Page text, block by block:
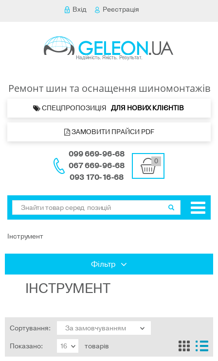
Вхід Реєстрація
Ремонт шин та оснащення шиномонтажів
СПЕЦПРОПОЗИЦІЯ ДЛЯ НОВИХ КЛІЄНТІВ
ЗАМОВИТИ ПРАЙСИ PDF
099 669-96-68
067 669-96-68
093 170-16-68
0
Інструмент
Фільтр
ІНСТРУМЕНТ
Сортування:
Показано:
товарів